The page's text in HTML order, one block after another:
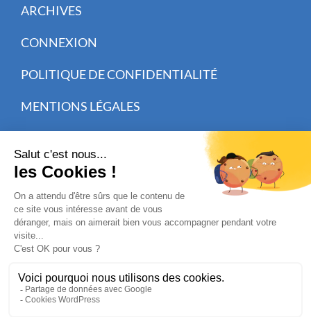
ARCHIVES
CONNEXION
POLITIQUE DE CONFIDENTIALITÉ
MENTIONS LÉGALES
INSCRIVEZ-VOUS À NOTRE NEWSLETTER
Receive our newsletters